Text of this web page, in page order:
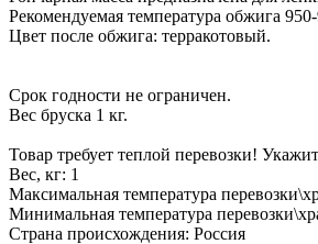
Рекомендуемая температура обжига
Цвет после обжига: терракотовый.
Срок годности не ограничен.
Вес бруска 1 кг.
Товар требует теплой перевозки!
Вес, кг: 1
Максимальная температура
Минимальная температура
Страна происхождения: Россия